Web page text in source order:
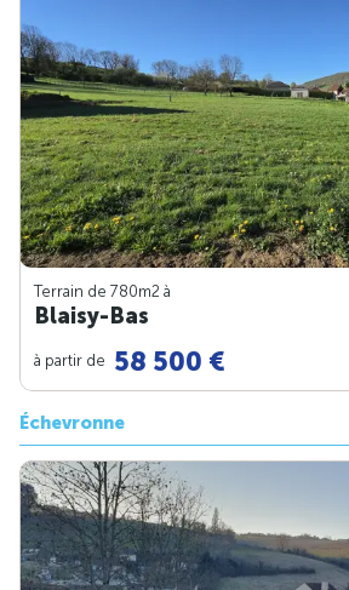
Terrain de 780m2 à
Blaisy-Bas
à partir de 58 500 €
Échevronne